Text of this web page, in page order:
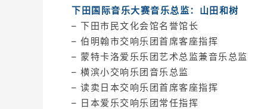
下田国际音乐大赛音乐总监：山田和树
– 下田市民文化会馆名誉馆长
– 伯明翰市交响乐团首席客座指挥
– 蒙特卡洛爱乐乐团艺术总监兼音乐总监
– 横滨小交响乐团音乐总监
– 读卖日本交响乐团首席客座指挥
– 日本爱乐交响乐团常任指挥